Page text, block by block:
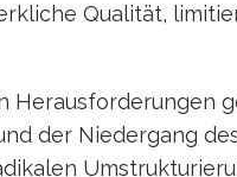
Qualität,
Herausforderungen
der Niedergang